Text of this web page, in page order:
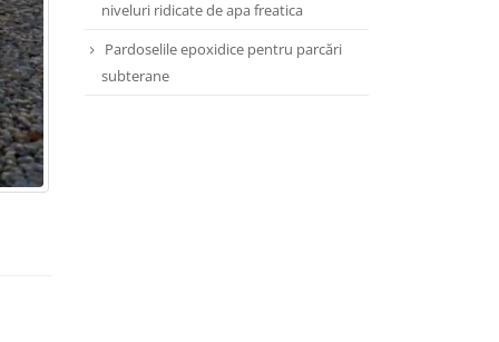
niveluri ridicate de apa freatica
Pardoselile epoxidice pentru parcări
subterane